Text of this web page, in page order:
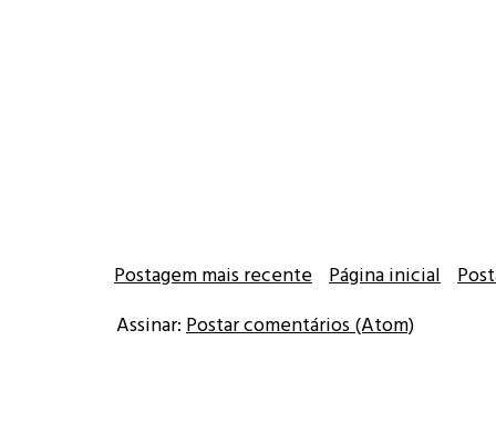
Postagem mais recente Página inicial
Assinar: Postar comentários (Atom)